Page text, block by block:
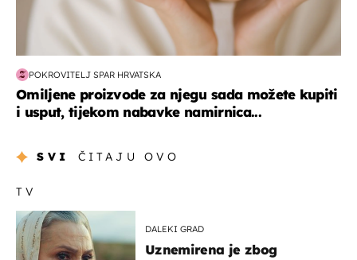
POKROVITELJ SPAR HRVATSKA
Omiljene proizvode za njegu sada možete kupiti
i usput, tijekom nabavke namirnica...
SVI ČITAJU OVO
TV
DALEKI GRAD
Uznemirena je zbog